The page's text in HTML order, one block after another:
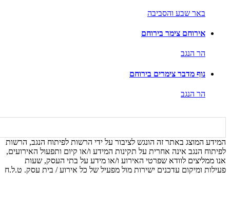
באר שבע והסביבה
אירוחם צימר בירוחם
הר הנגב
נוף מדבר צימרים בירוחם
הר הנגב
המידע המוצג באתר זה הונגש לציבור על ידי הרשות לפיתוח הנגב, הרשות
לפיתוח הנגב אינה אחרית על תקינות המידע ו/או קיום ותפעול האירועים,
אנו ממליצים לוודא שפרטי האירוע ו/או מידע על בתי העסק, שעות
פעילות ומיקום עדכנים ישירות מול מפעיל של כל אירוע / בית עסק. ט.ל.ח